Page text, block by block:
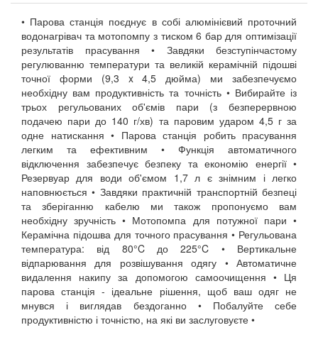
• Парова станція поєднує в собі алюмінієвий проточний
водонагрівач та мотопомпу з тиском 6 бар для оптимізації
результатів прасування • Завдяки безступінчастому
регулюванню температури та великій керамічній підошві
точної форми (9,3 x 4,5 дюйма) ми забезпечуємо
необхідну вам продуктивність та точність • Вибирайте із
трьох регульованих об'ємів пари (з безперервною
подачею пари до 140 г/хв) та паровим ударом 4,5 г за
одне натискання • Парова станція робить прасування
легким та ефективним • Функція автоматичного
відключення забезпечує безпеку та економію енергії •
Резервуар для води об'ємом 1,7 л є знімним і легко
наповнюється • Завдяки практичній транспортній безпеці
та зберіганню кабелю ми також пропонуємо вам
необхідну зручність • Мотопомпа для потужної пари •
Керамічна підошва для точного прасування • Регульована
температура: від 80°C до 225°C • Вертикальне
відпарювання для розвішування одягу • Автоматичне
видалення накипу за допомогою самоочищення • Ця
парова станція - ідеальне рішення, щоб ваш одяг не
мнувся і виглядав бездоганно • Побалуйте себе
продуктивністю і точністю, на які ви заслуговуєте •